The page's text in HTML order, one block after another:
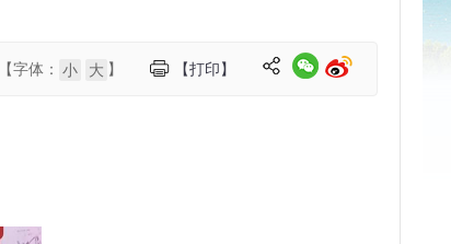
【打印】
【字体： 小 大 】